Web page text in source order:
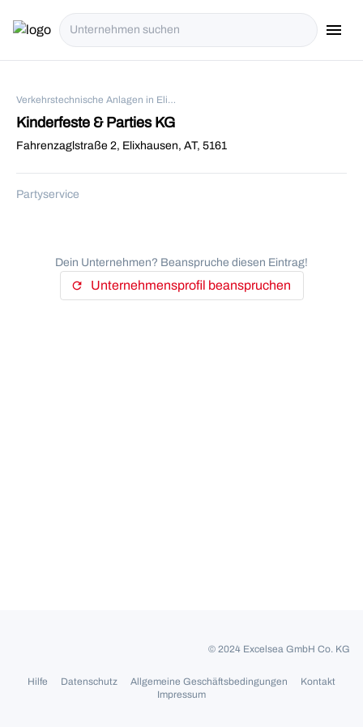
menu
Verkehrstechnische Anlagen in Elixhausen
Kinderfeste & Parties KG
Fahrenzaglstraße 2, Elixhausen, AT, 5161
Partyservice
Dein Unternehmen? Beanspruche diesen Eintrag!
refresh Unternehmensprofil beanspruchen
© 2024 Excelsea GmbH Co. KG
Hilfe Datenschutz Allgemeine Geschäftsbedingungen
Kontakt
Impressum